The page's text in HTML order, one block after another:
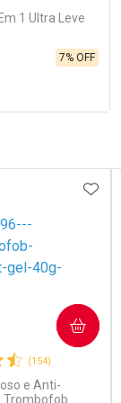
1 Ultra Leve
7% OFF
FAVORITOS
(154)
e Anti-
Trombofob
COMPRAR